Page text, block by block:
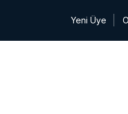
Yeni Üye